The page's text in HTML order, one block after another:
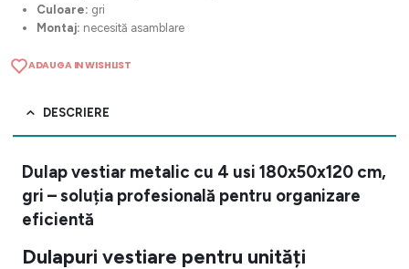
Culoare: gri
Montaj: necesită asamblare
ADAUGA IN WISHLIST
DESCRIERE
Dulap vestiar metalic cu 4 usi 180x50x120 cm,
gri – soluția profesională pentru organizare
eficientă
Dulapuri vestiare pentru unități